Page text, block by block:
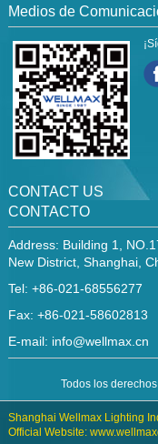
Medios de
CONTACT US
CONTACTO
Address: Building 1,
New District, Shanghai,
Tel: +86-021-68556277
Fax: +86-021-58602813
E-mail: info@wellmax.cn
Todos los
Shanghai Wellmax Lighting
Official Website: